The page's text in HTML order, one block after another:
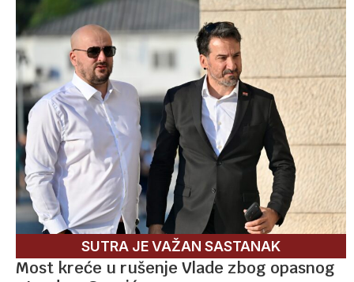
SUTRA JE VAŽAN SASTANAK
Most kreće u rušenje Vlade zbog opasnog